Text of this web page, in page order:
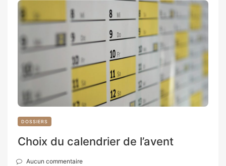
DOSSIERS
Choix du calendrier de l’avent
Aucun commentaire